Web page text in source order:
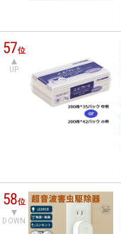
57位
UP
58位
DOWN